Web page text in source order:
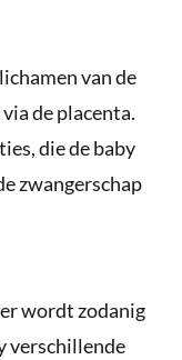
van de
de placenta.
die de baby
zwangerschap
wordt zodanig
verschillende